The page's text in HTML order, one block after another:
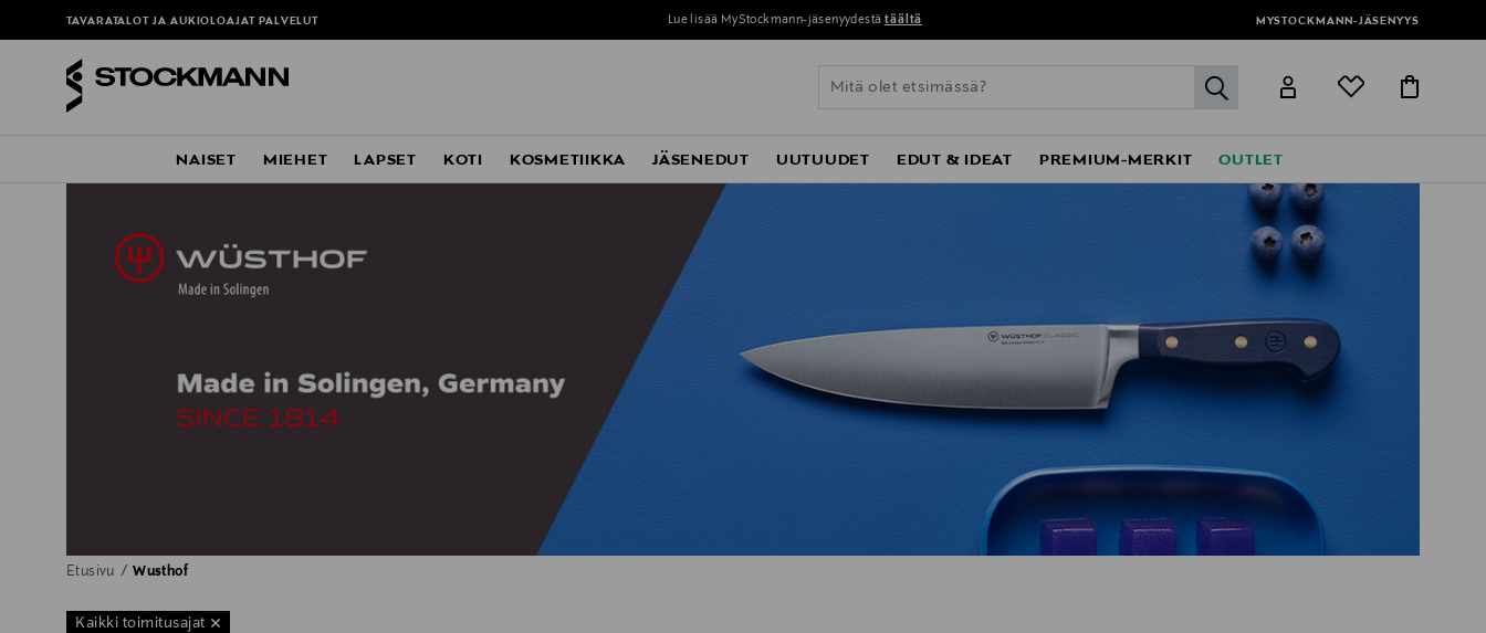
TAVARATALOT JA AUKIOLOAJAT PALVELUT Lue lisää MyStockmann-jäsenyydestä täältä MYSTOCKMANN-JÄSENYYS
label.header.go
NAISET MIEHET LAPSET KOTI KOSMETIIKKA JÄSENEDUT UUTUUDET EDUT & IDEAT PREMIUM-MERKIT OUTLET
Etusivu Wusthof
Kaikki toimitusajat